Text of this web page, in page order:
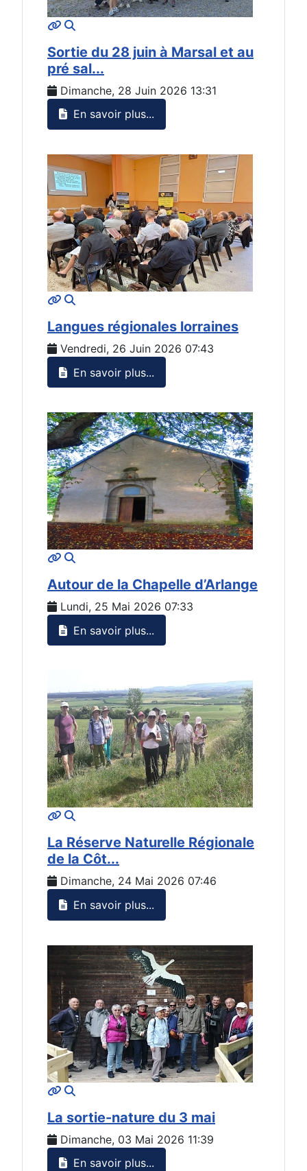
MOD_JTCS_VIEW_ARTICLE_LINK
Sortie du 28 juin à Marsal et au
pré sal...
Dimanche, 28 Juin 2026 13:31
En savoir plus...
MOD_JTCS_VIEW_ARTICLE_LINK
Langues régionales lorraines
Vendredi, 26 Juin 2026 07:43
En savoir plus...
MOD_JTCS_VIEW_ARTICLE_LINK
Autour de la Chapelle d’Arlange
Lundi, 25 Mai 2026 07:33
En savoir plus...
MOD_JTCS_VIEW_ARTICLE_LINK
La Réserve Naturelle Régionale
de la Côt...
Dimanche, 24 Mai 2026 07:46
En savoir plus...
MOD_JTCS_VIEW_ARTICLE_LINK
La sortie-nature du 3 mai
Dimanche, 03 Mai 2026 11:39
En savoir plus...